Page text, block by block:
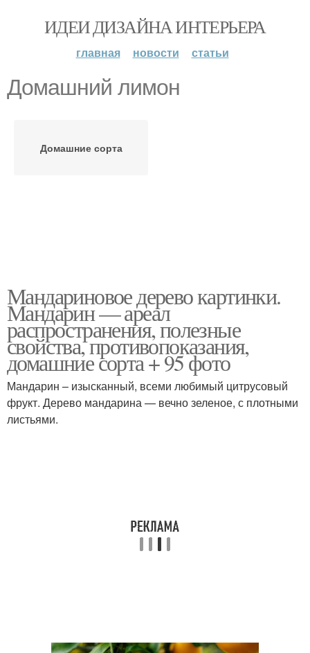
ИДЕИ ДИЗАЙНА ИНТЕРЬЕРА
главная новости статьи
Домашний лимон
Домашние сорта
Мандариновое дерево картинки.
Мандарин — ареал
распространения, полезные
свойства, противопоказания,
домашние сорта + 95 фото
Мандарин – изысканный, всеми любимый цитрусовый
фрукт. Дерево мандарина — вечно зеленое, с плотными
листьями.